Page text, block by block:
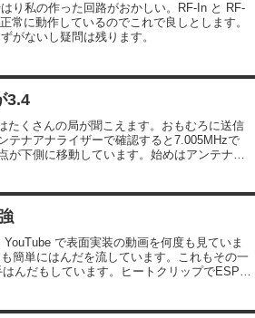
り私の作った回路がおかしい。RF-In と RF-
常に動作しているのでこれで良しとします。
がないし疑問は残ります。
3.4
たくさんの局が聞こえます。おもむろに送信
テナアナライザーで確認すると7.005MHzで
が下側に移動しています。始めはアンテナの
で表面実装の動画を何度も見ていま
簡単にはんだを流しています。これもその一
んだもしています。ヒートクリップでESP32